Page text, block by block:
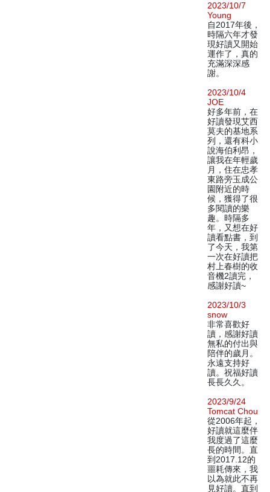
2023/10/7
Young
自2017年後，
時隔六年才發
現好讀又開始
運作了，真的
充滿深深感
謝。
2023/10/4
JOE
好多年前，在
好讀發現艾西
莫夫的基地系
列，還有科小
說海伯利昂，
讓我在年輕歲
月，住在忠孝
東路旁玉成公
園附近的時
候，獲得了很
多閱讀的樂
趣。時隔多
年，又想在好
讀看點書，到
了今天，我第
一次在好讀把
村上春樹的收
音機2讀完，
感謝好讀~
2023/10/3
snow
非常喜歡好
讀，感謝好讀
無私的付出與
陪伴的歲月。
永遠支持好
讀。祝福好讀
長長久久。
2023/9/24
Tomcat Chou
從2006年起，
好讀就這麼伴
我度過了這麼
長的時間。直
到2017.12的
噩耗傳來，我
以為就此不再
見好讀。直到